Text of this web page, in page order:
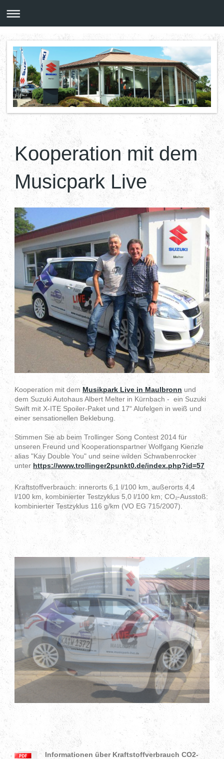
Kooperation mit dem
Musicpark Live
Kooperation mit dem Musikpark Live in Maulbronn und
dem Suzuki Autohaus Albert Melter in Kürnbach - ein Suzuki
Swift mit X-ITE Spoiler-Paket und 17“ Alufelgen in weiß und
einer sensationellen Beklebung.
Stimmen Sie ab beim Trollinger Song Contest 2014 für
unseren Freund und Kooperationspartner Wolfgang Kienzle
alias "Kay Double You" und seine wilden Schwabenrocker
unter https://www.trollinger2punkt0.de/index.php?id=57
Kraftstoffverbrauch: innerorts 6,1 l/100 km, außerorts 4,4
l/100 km, kombinierter Testzyklus 5,0 l/100 km; CO₂-Ausstoß:
kombinierter Testzyklus 116 g/km (VO EG 715/2007).
Informationen über Kraftstoffverbrauch CO2-